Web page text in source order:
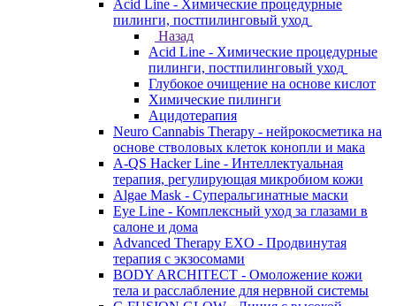
Acid Line - Химические процедурные
пилинги, постпилинговый уход
Назад
Acid Line - Химические процедурные
пилинги, постпилинговый уход
Глубокое очищение на основе кислот
Химические пилинги
Ацидотерапия
Neuro Cannabis Therapy - нейрокосметика на
основе стволовых клеток конопли и мака
A-QS Hacker Line - Интеллектуальная
терапия, регулирующая микробиом кожи
Algae Mask - Суперальгинатные маски
Eye Line - Комплексный уход за глазами в
салоне и дома
Advanced Therapy EXO - Продвинутая
терапия с экзосомами
BODY ARCHITECT - Омоложение кожи
тела и расслабление для нервной системы